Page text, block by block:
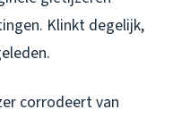
Klinkt degelijk,
corrodeert van